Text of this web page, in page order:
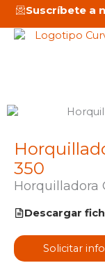
contenido
Suscríbete a
350
Horquilladora
Descargar
Solicitar